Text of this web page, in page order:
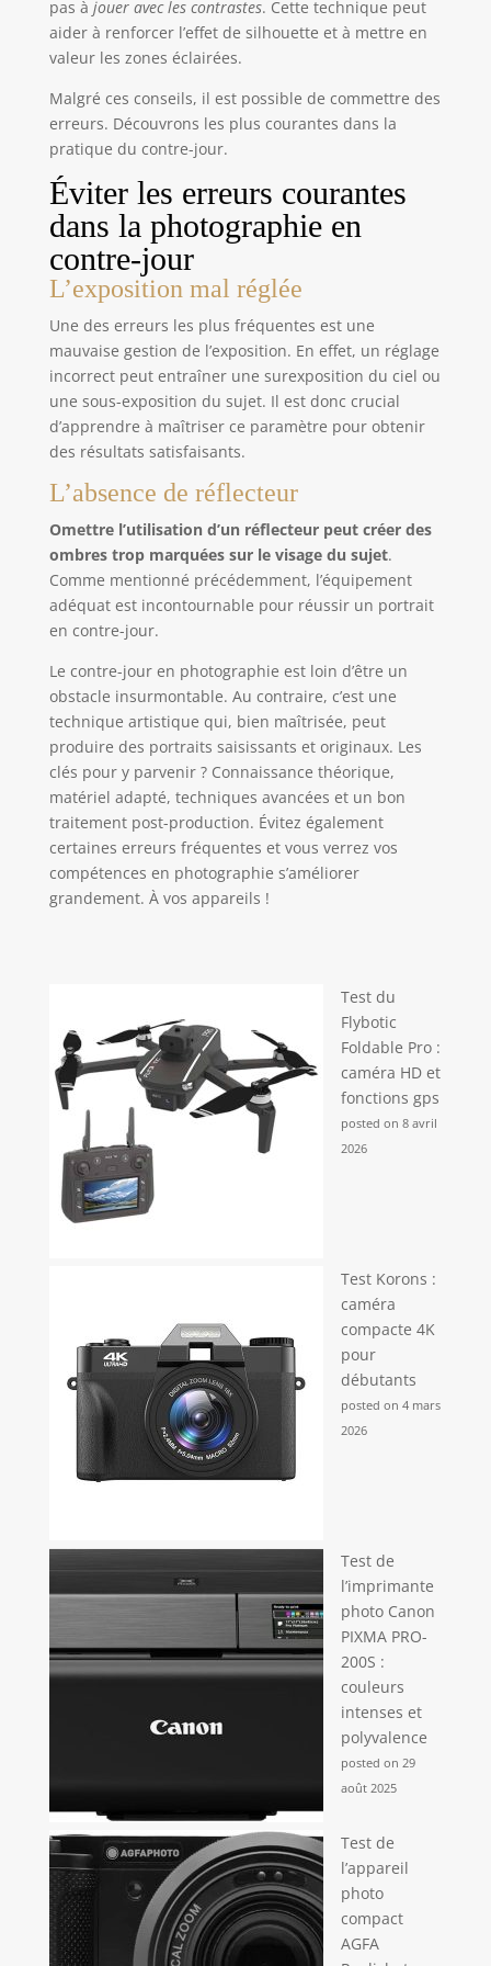
Microsoft Windows 11, 10, 8.1, 8, 7, Vista XP PC,
macOS et Mac OS X. Contenu bonus PixelClassics -
Accès à un référentiel de photos de 2,7 MILLIONS
d'images libres de droits, menu d'installation
rapide.
pas à jouer avec les contrastes. Cette technique peut
aider à renforcer l’effet de silhouette et à mettre en
valeur les zones éclairées.
Malgré ces conseils, il est possible de commettre des
erreurs. Découvrons les plus courantes dans la
pratique du contre-jour.
Éviter les erreurs courantes
dans la photographie en
contre-jour
L’exposition mal réglée
Une des erreurs les plus fréquentes est une
mauvaise gestion de l’exposition. En effet, un réglage
incorrect peut entraîner une surexposition du ciel ou
une sous-exposition du sujet. Il est donc crucial
d’apprendre à maîtriser ce paramètre pour obtenir
des résultats satisfaisants.
L’absence de réflecteur
Omettre l’utilisation d’un réflecteur peut créer des
ombres trop marquées sur le visage du sujet.
Comme mentionné précédemment, l’équipement
adéquat est incontournable pour réussir un portrait
en contre-jour.
Le contre-jour en photographie est loin d’être un
obstacle insurmontable. Au contraire, c’est une
technique artistique qui, bien maîtrisée, peut
produire des portraits saisissants et originaux. Les
clés pour y parvenir ? Connaissance théorique,
matériel adapté, techniques avancées et un bon
traitement post-production. Évitez également
certaines erreurs fréquentes et vous verrez vos
compétences en photographie s’améliorer
grandement. À vos appareils !
Test du
Flybotic
Foldable Pro :
caméra HD et
fonctions gps
posted on 8 avril
2026
Test Korons :
caméra
compacte 4K
pour
débutants
posted on 4 mars
2026
Test de
l’imprimante
photo Canon
PIXMA PRO-
200S :
couleurs
intenses et
polyvalence
posted on 29
août 2025
Test de
l’appareil
photo
compact
AGFA